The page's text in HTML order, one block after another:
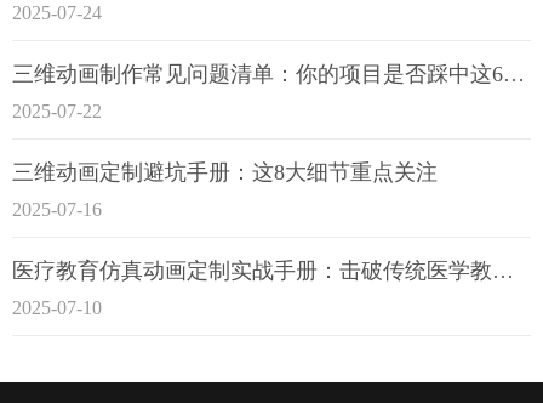
2025-07-24
三维动画制作常见问题清单：你的项目是否踩中这6大技术雷区？
2025-07-22
三维动画定制避坑手册：这8大细节重点关注
2025-07-16
医疗教育仿真动画定制实战手册：击破传统医学教育7大痛点
2025-07-10